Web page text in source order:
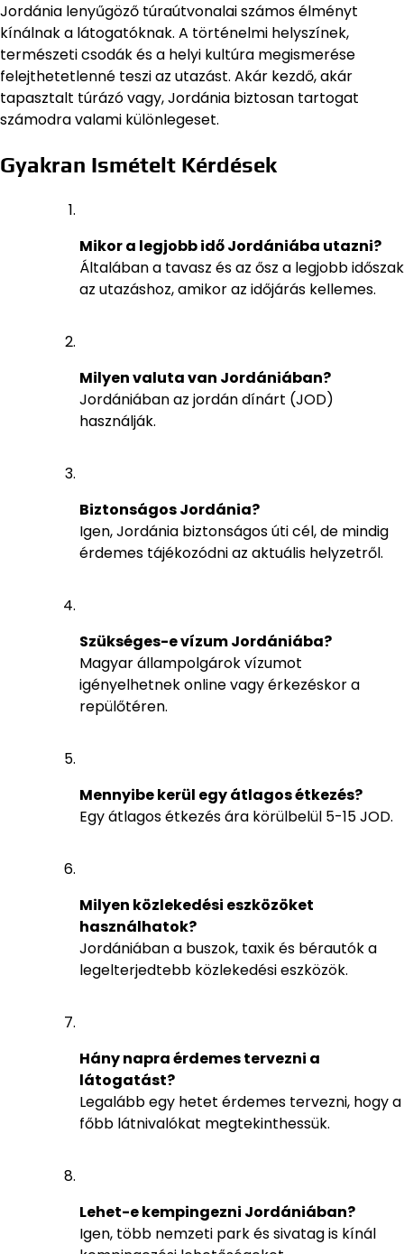
Jordánia lenyűgöző túraútvonalai számos élményt
kínálnak a látogatóknak. A történelmi helyszínek,
természeti csodák és a helyi kultúra megismerése
felejthetetlenné teszi az utazást. Akár kezdő, akár
tapasztalt túrázó vagy, Jordánia biztosan tartogat
számodra valami különlegeset.
Gyakran Ismételt Kérdések
Mikor a legjobb idő Jordániába utazni?
Általában a tavasz és az ősz a legjobb időszak
az utazáshoz, amikor az időjárás kellemes.
Milyen valuta van Jordániában?
Jordániában az jordán dínárt (JOD)
használják.
Biztonságos Jordánia?
Igen, Jordánia biztonságos úti cél, de mindig
érdemes tájékozódni az aktuális helyzetről.
Szükséges-e vízum Jordániába?
Magyar állampolgárok vízumot
igényelhetnek online vagy érkezéskor a
repülőtéren.
Mennyibe kerül egy átlagos étkezés?
Egy átlagos étkezés ára körülbelül 5-15 JOD.
Milyen közlekedési eszközöket
használhatok?
Jordániában a buszok, taxik és bérautók a
legelterjedtebb közlekedési eszközök.
Hány napra érdemes tervezni a
látogatást?
Legalább egy hetet érdemes tervezni, hogy a
főbb látnivalókat megtekinthessük.
Lehet-e kempingezni Jordániában?
Igen, több nemzeti park és sivatag is kínál